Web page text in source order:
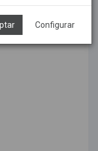
Configurar